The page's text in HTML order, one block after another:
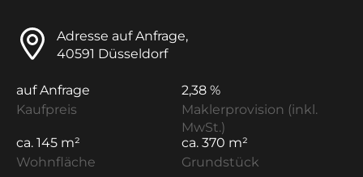
Adresse auf Anfrage,
40591 Düsseldorf
auf Anfrage
Kaufpreis
2,38 %
Maklerprovision (inkl.
MwSt.)
ca. 145 m²
Wohnfläche
ca. 370 m²
Grundstück